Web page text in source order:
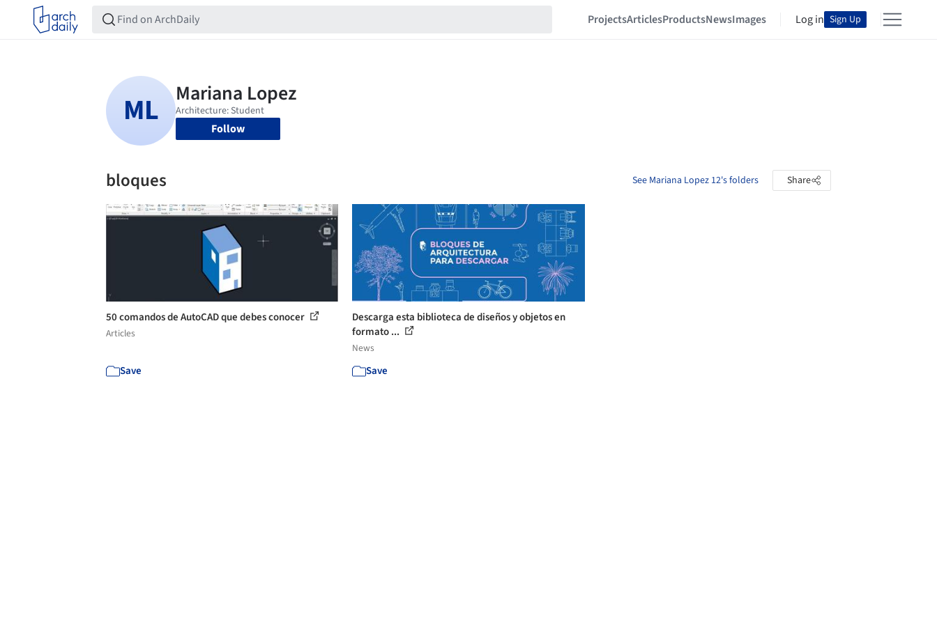
ProjectsArticlesProductsNewsImages Log in Sign Up
Follow
bloques See Mariana Lopez 12's folders Share
50 comandos de AutoCAD que debes conocer
Articles
Save
Descarga esta biblioteca de diseños y objetos en
formato ...
News
Save